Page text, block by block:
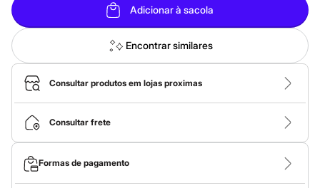
Feminino
Em alta
Inverno
Alfaiataria
Novidades
Roupas
Blusas e Camisetas
Básicos
Calças
Casacos e Jaquetas
Jeans
Macacões
Saias
Shorts e Bermudas
Adicionar à sacola
Encontrar similares
Consultar produtos em lojas proximas
Consultar frete
Formas de pagamento